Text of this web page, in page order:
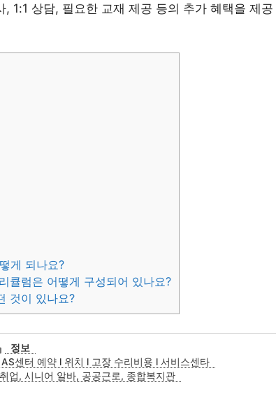
1:1 상담, 필요한 교재 제공 등의 추가 혜택을 제공
게 되나요?
큘럼은 어떻게 구성되어 있나요?
것이 있나요?
카
테
고
정보
센터 예약 l 위치 l 고장 수리비용 l 서비스센타
업, 시니어 알바, 공공근로, 종합복지관